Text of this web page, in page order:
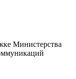
Министерства